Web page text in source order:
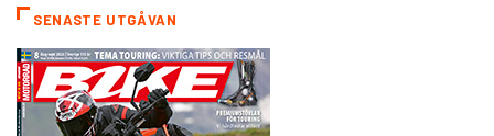
SENASTE UTGÅVAN